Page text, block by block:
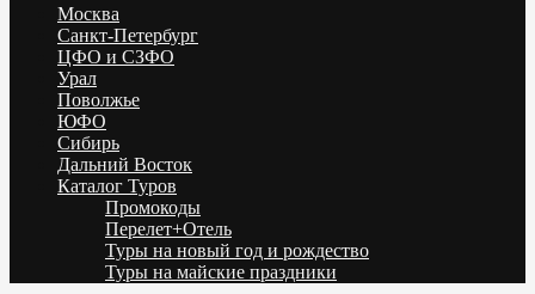
Низкие цены на путевки 3-7-10 ночей все включено, отдых на
море. Распродажа экскурсионных и горнолыжных туров.
Обновление каждый день. Официальный сайт Тур Сейл
Москва
Санкт-Петербург
ЦФО и СЗФО
Урал
Поволжье
ЮФО
Сибирь
Дальний Восток
Каталог Туров
Промокоды
Перелет+Отель
Туры на новый год и рождество
Туры на майские праздники